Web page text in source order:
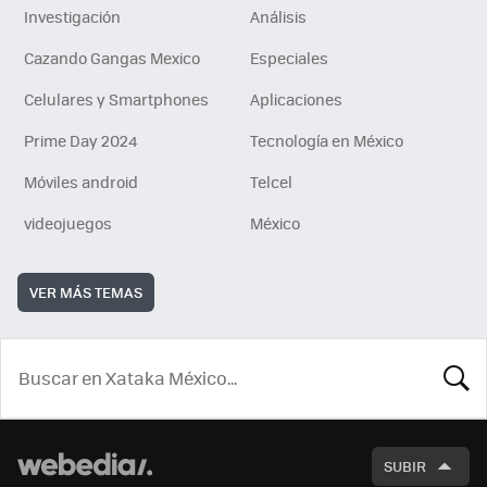
Investigación
Análisis
Cazando Gangas Mexico
Especiales
Celulares y Smartphones
Aplicaciones
Prime Day 2024
Tecnología en México
Móviles android
Telcel
videojuegos
México
VER MÁS TEMAS
SUBIR